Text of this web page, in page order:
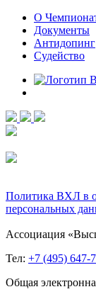
О
Документы
Антидопинг
Судейство
Политика ВХЛ в
персональных
Ассоциация
Тел: +7 (495) 647-
Общая